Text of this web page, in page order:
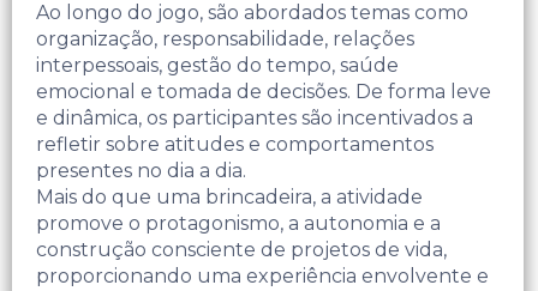
Ao longo do jogo, são abordados temas como
organização, responsabilidade, relações
interpessoais, gestão do tempo, saúde
emocional e tomada de decisões. De forma leve
e dinâmica, os participantes são incentivados a
refletir sobre atitudes e comportamentos
presentes no dia a dia.
Mais do que uma brincadeira, a atividade
promove o protagonismo, a autonomia e a
construção consciente de projetos de vida,
proporcionando uma experiência envolvente e